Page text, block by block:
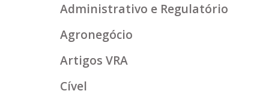
Administrativo e Regulatório
Agronegócio
Artigos VRA
Cível